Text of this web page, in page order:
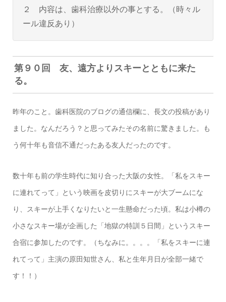
２ 内容は、歯科治療以外の事とする。（時々ル
ール違反あり）
第９０回 友、遠方よりスキーとともに来た
る。
昨年のこと。歯科医院のブログの通信欄に、長文の投稿があり
ました。なんだろう？と思ってみたその名前に驚きました。も
う何十年も音信不通だったある友人だったのです。
数十年も前の学生時代に知り合った大阪の女性。「私をスキー
に連れてって」という映画を皮切りにスキーが大ブームにな
り、スキーが上手くなりたいと一生懸命だった頃。私は小樽の
小さなスキー場が企画した「地獄の特訓５日間」というスキー
合宿に参加したのです。（ちなみに。。。。「私をスキーに連
れてって」主演の原田知世さん、私と生年月日が全部一緒で
す！！）